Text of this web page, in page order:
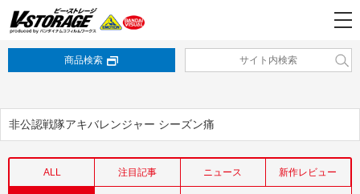
商品検索
非公認戦隊アキバレンジャー シーズン痛
ALL 注目記事 ニュース 新作レビュー